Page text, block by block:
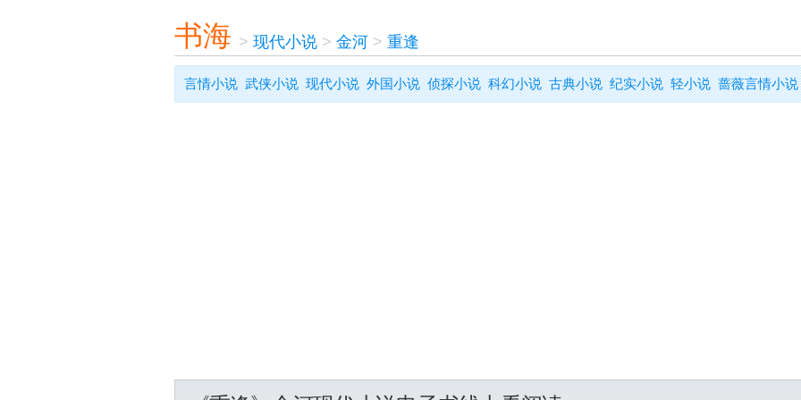
书海 > 现代小说> 金河> 重逢
言情小说 武侠小说 现代小说 外国小说 侦探小说 科幻小说 古典小说 纪实小说 轻小说 蔷薇言情小说